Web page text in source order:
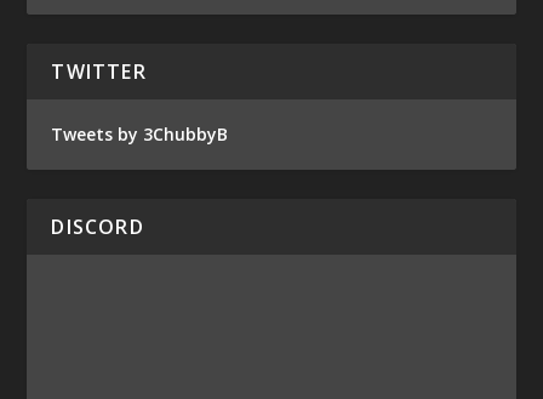
TWITTER
Tweets by 3ChubbyB
DISCORD